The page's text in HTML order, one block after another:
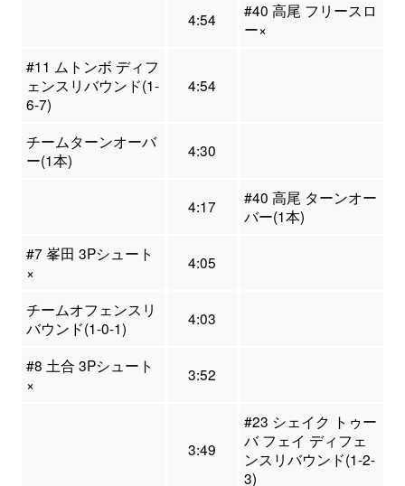
4:54
#40 高尾 フリースロ
ー×
#11 ムトンボ ディフ
ェンスリバウンド(1-
6-7)
4:54
チームターンオーバ
ー(1本)
4:30
4:17
#40 高尾 ターンオー
バー(1本)
#7 峯田 3Pシュート
×
4:05
チームオフェンスリ
バウンド(1-0-1)
4:03
#8 土合 3Pシュート
×
3:52
3:49
#23 シェイク トゥー
バ フェイ ディフェ
ンスリバウンド(1-2-
3)